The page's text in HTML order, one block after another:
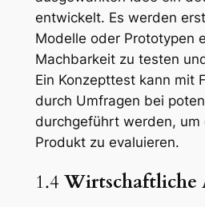
entwickelt. Es werden
Modelle oder Prototypen
Machbarkeit zu testen
Ein Konzepttest kann mit
durch Umfragen bei
durchgeführt werden, um
Produkt zu evaluieren.
1.4 Wirtschaftliche